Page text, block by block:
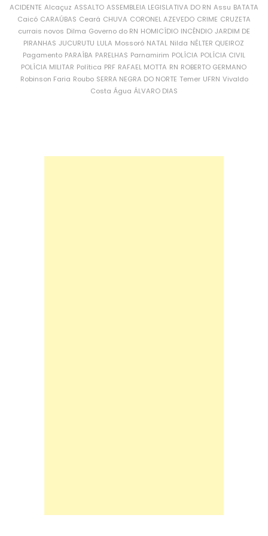
ACIDENTE Alcaçuz ASSALTO ASSEMBLEIA LEGISLATIVA DO RN Assu BATATA
Caicó CARAÚBAS Ceará CHUVA CORONEL AZEVEDO CRIME CRUZETA
currais novos Dilma Governo do RN HOMICÍDIO INCÊNDIO JARDIM DE
PIRANHAS JUCURUTU LULA Mossoró NATAL Nilda NÉLTER QUEIROZ
Pagamento PARAÍBA PARELHAS Parnamirim POLÍCIA POLÍCIA CIVIL
POLÍCIA MILITAR Política PRF RAFAEL MOTTA RN ROBERTO GERMANO
Robinson Faria Roubo SERRA NEGRA DO NORTE Temer UFRN Vivaldo
Costa Água ÁLVARO DIAS